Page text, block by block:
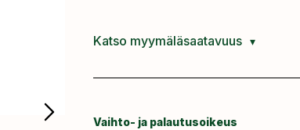
Katso myymäläsaatavuus
Vaihto- ja palautusoikeus